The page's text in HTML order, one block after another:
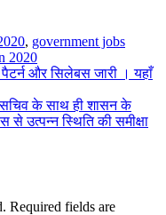
, government jobs
2020
पैटर्न और सिलेबस जारी । यहाँ
के साथ ही शासन के
से उत्पन्न स्थिति की समीक्षा
Required fields are